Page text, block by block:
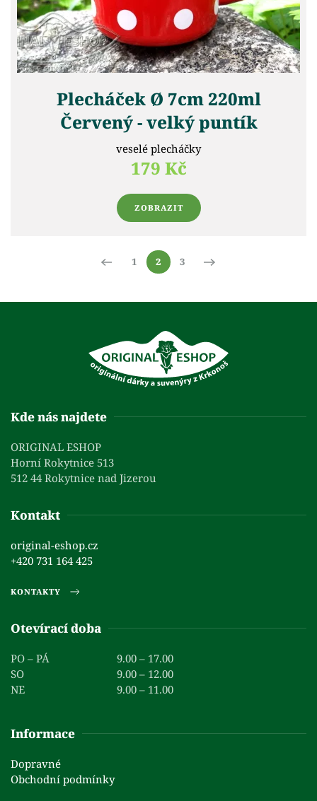
Plecháček Ø 7cm 220ml
Červený - velký puntík
veselé plecháčky
179 Kč
ZOBRAZIT
1 2 3
Kde nás najdete
ORIGINAL ESHOP
Horní Rokytnice 513
512 44 Rokytnice nad Jizerou
Kontakt
original-eshop.cz
+420 731 164 425
KONTAKTY
Otevírací doba
PO – PÁ
9.00 – 17.00
SO
9.00 – 12.00
NE
9.00 – 11.00
Informace
Dopravné
Obchodní podmínky